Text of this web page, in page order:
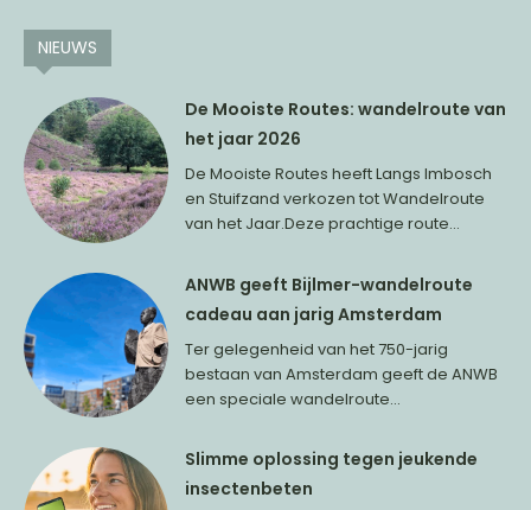
NIEUWS
De Mooiste Routes: wandelroute van
het jaar 2026
De Mooiste Routes heeft Langs Imbosch
en Stuifzand verkozen tot Wandelroute
van het Jaar.Deze prachtige route...
ANWB geeft Bijlmer-wandelroute
cadeau aan jarig Amsterdam
Ter gelegenheid van het 750-jarig
bestaan van Amsterdam geeft de ANWB
een speciale wandelroute...
Slimme oplossing tegen jeukende
insectenbeten